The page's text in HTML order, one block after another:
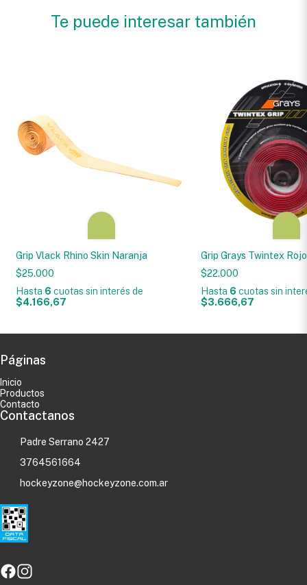
Te puede interesar también
Grip Vlack Rhino Skin Naranja
$25.000
Hasta 6 cuotas sin interés de
$4.166,67
Grip Grays Twintex Rojo
$22.000
Hasta 6 cuotas sin
$3.666,67
Páginas
Inicio
Productos
Contacto
Contactanos
Padre Serrano 2427
3764561664
hockeyzone@hockeyzone.com.ar